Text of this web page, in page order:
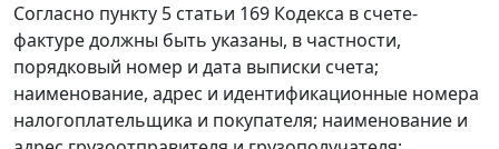
Согласно пункту 5 статьи 169 Кодекса в счете-
фактуре должны быть указаны, в частности,
порядковый номер и дата выписки счета;
наименование, адрес и идентификационные номера
налогоплательщика и покупателя; наименование и